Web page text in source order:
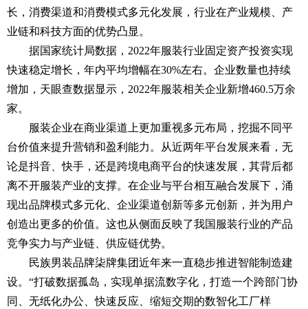
长，消费渠道和消费模式多元化发展，行业在产业规模、产
业链和科技方面的优势凸显。
据国家统计局数据，2022年服装行业固定资产投资实现
快速稳定增长，年内平均增幅在30%左右。企业数量也持续
增加，天眼查数据显示，2022年服装相关企业新增460.5万余
家。
服装企业在商业渠道上更加重视多元布局，挖掘不同平
台价值来提升营销和盈利能力。从近两年平台发展来看，无
论是抖音、快手，还是跨境电商平台的快速发展，其背后都
离不开服装产业的支撑。在企业与平台相互融合发展下，涌
现出品牌模式多元化、企业渠道创新等多元创新，并为用户
创造出更多的价值。这也从侧面反映了我国服装行业的产品
竞争实力与产业链、供应链优势。
民族男装品牌柒牌集团近年来一直稳步推进智能制造建
设。“打破数据孤岛，实现单据流数字化，打造一个跨部门协
同、无纸化办公、快速反应、缩短交期的数智化工厂样